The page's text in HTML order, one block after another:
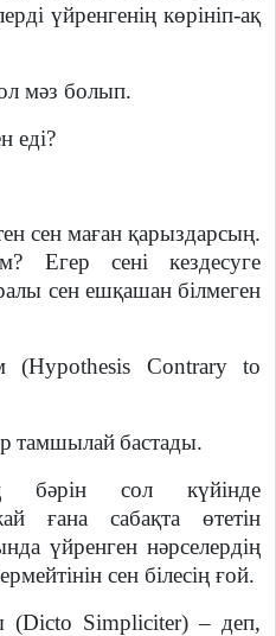
үйренгенің көрініп-ақ
мәз болып.
еді?
сен маған қарыздарсың.
Егер сені кездесуге
сен ешқашан білмеген
(Hypothesis Contrary to
тамшылай бастады.
сол күйінде
ғана сабақта өтетін
үйренген нәрселердің
сен білесің ғой.
(Dicto Simpliciter) – деп,